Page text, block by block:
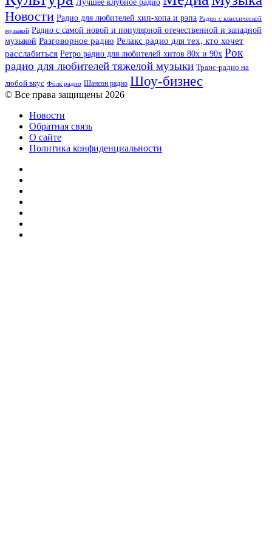
Новости Радио для любителей хип-хопа и рэпа Радио с классической
музыкой Радио с самой новой и популярной отечественной и западной
музыкой Разговорное радио Релакс радио для тех, кто хочет
расслабиться Ретро радио для любителей хитов 80х и 90х Рок
радио для любителей тяжелой музыки Транс-радио на
любой вкус Фолк радио Шансон радио Шоу-бизнес
© Все права защищены 2026
Новости
Обратная связь
О сайте
Политика конфиденциальности